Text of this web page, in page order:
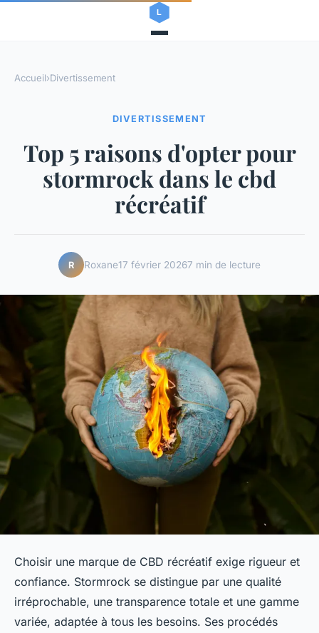
Accueil›Divertissement
DIVERTISSEMENT
Top 5 raisons d'opter pour
stormrock dans le cbd
récréatif
R Roxane17 février 20267 min de lecture
Choisir une marque de CBD récréatif exige rigueur et
confiance. Stormrock se distingue par une qualité
irréprochable, une transparence totale et une gamme
variée, adaptée à tous les besoins. Ses procédés